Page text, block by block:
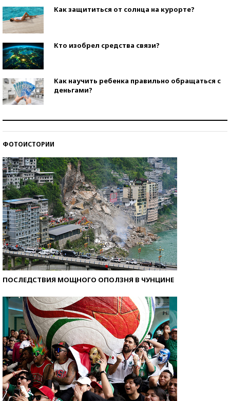
Как защититься от солнца на курорте?
Кто изобрел средства связи?
Как научить ребенка правильно обращаться с
деньгами?
ФОТОИСТОРИИ
ПОСЛЕДСТВИЯ МОЩНОГО ОПОЛЗНЯ В ЧУНЦИНЕ